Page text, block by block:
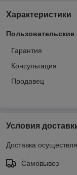
Характеристики
Пользовательские
Гарантия
Консультация
Продавец
Условия
Доставка
Самовывоз